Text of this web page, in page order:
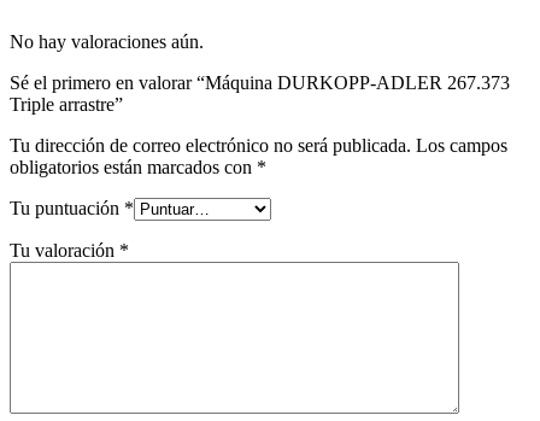
No hay valoraciones aún.
Sé el primero en valorar “Máquina DURKOPP-ADLER 267.373
Triple arrastre”
Tu dirección de correo electrónico no será publicada. Los campos
obligatorios están marcados con *
Tu puntuación *
Tu valoración *